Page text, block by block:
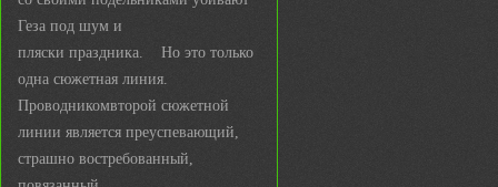
Геза под шум и
пляски праздника. Но это только
одна сюжетная линия.
Проводникомвторой сюжетной
линии является преуспевающий,
страшно востребованный,